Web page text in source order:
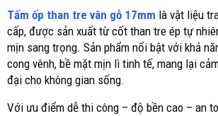
Tấm ốp than tre vân gỗ 17mm là vật liệu
cấp, được sản xuất từ cốt than tre ép tự
mịn sang trọng. Sản phẩm nổi bật với khả
cong vênh, bề mặt mịn lì tinh tế, mang lại
đại cho không gian sống.
Với ưu điểm dễ thi công – độ bền cao – an